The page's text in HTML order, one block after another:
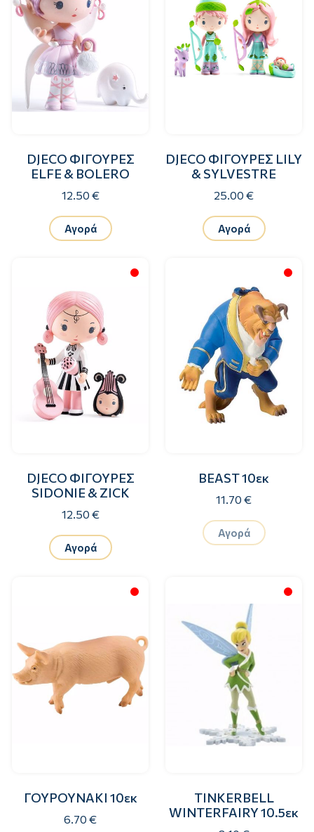
DJECO ΦΙΓΟΥΡΕΣ
ELFE & BOLERO
12.50 €
Αγορά
DJECO ΦΙΓΟΥΡΕΣ LILY
& SYLVESTRE
25.00 €
Αγορά
DJECO ΦΙΓΟΥΡΕΣ
SIDONIE & ZICK
12.50 €
Αγορά
BEAST 10εκ
11.70 €
Αγορά
ΓΟΥΡΟΥΝΑΚΙ 10εκ
6.70 €
TINKERBELL
WINTERFAIRY 10.5εκ